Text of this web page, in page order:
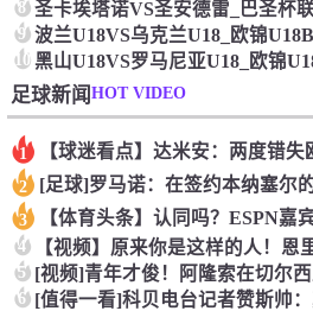
8 圣卡埃塔诺VS圣安德雷_巴圣杯
9 波兰U18VS乌克兰U18_欧锦
10黑山U18VS罗马尼亚U18_欧锦
足球新闻HOT VIDEO
1
2
3
4
5 [视频]青年才俊！阿隆索在切尔
6